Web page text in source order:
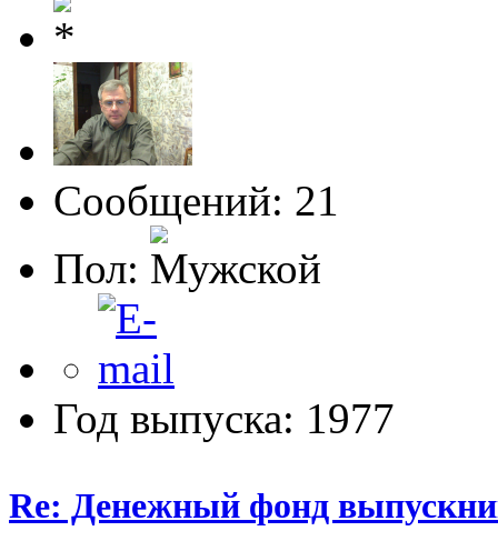
Сообщений: 21
Пол:
Год выпуска: 1977
Re: Денежный фонд